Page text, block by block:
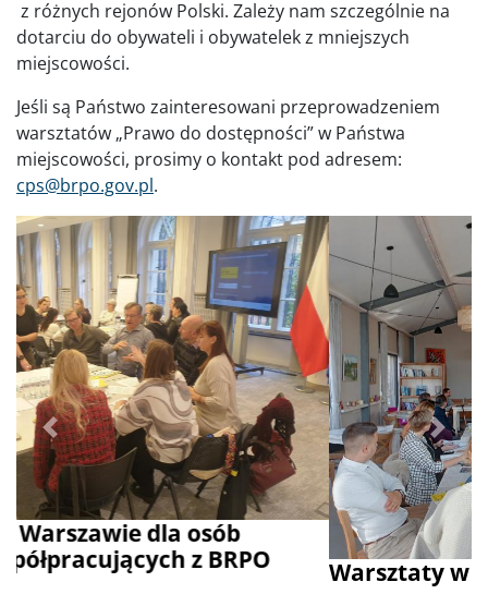
z różnych rejonów Polski. Zależy nam szczególnie na
dotarciu do obywateli i obywatelek z mniejszych
miejscowości.
Jeśli są Państwo zainteresowani przeprowadzeniem
warsztatów „Prawo do dostępności” w Państwa
miejscowości, prosimy o kontakt pod adresem:
cps@brpo.gov.pl.
Warsztaty w Kamionku pod Nidzicą
Poprzednie Dalej